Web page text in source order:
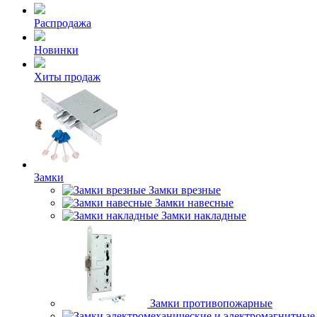
Распродажа
Новинки
Хиты продаж
Замки
Замки врезные
Замки навесные
Замки накладные
Замки противопожарные